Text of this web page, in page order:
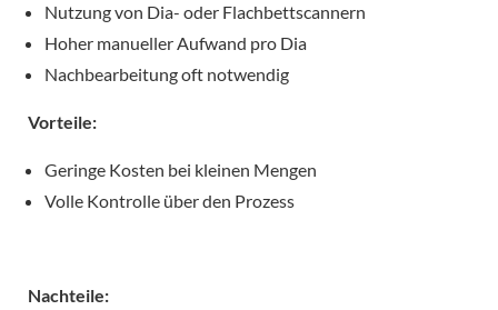
Nutzung von Dia- oder Flachbettscannern
Hoher manueller Aufwand pro Dia
Nachbearbeitung oft notwendig
Vorteile:
Geringe Kosten bei kleinen Mengen
Volle Kontrolle über den Prozess
Nachteile: